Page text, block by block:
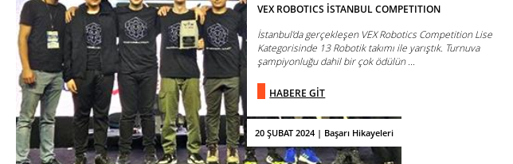
20 ŞUBAT 2024 | Başarı Hikayeleri
VEX ROBOTICS İSTANBUL COMPETITION
İstanbul'da gerçekleşen VEX Robotics Competition Lise
Kategorisinde 13 Robotik takımı ile yarıştık. Turnuva
şampiyonluğu dahil bir çok ödülün ...
HABERE GİT